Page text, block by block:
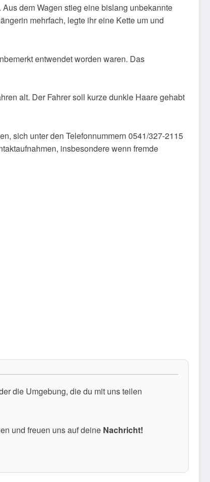
dem Wagen stieg eine bislang unbekannte
mehrfach, legte ihr eine Kette um und
entwendet worden waren. Das
alt. Der Fahrer soll kurze dunkle Haare gehabt
sich unter den Telefonnummern 0541/327-2115
insbesondere wenn fremde
die Umgebung, die du mit uns teilen
und freuen uns auf deine Nachricht!